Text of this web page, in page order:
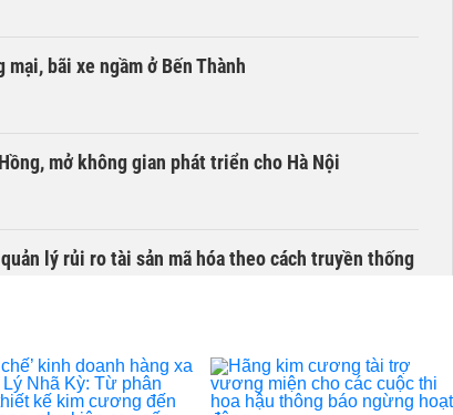
bãi xe ngầm ở Bến Thành
mở không gian phát triển cho Hà Nội
lý rủi ro tài sản mã hóa theo cách truyền thống